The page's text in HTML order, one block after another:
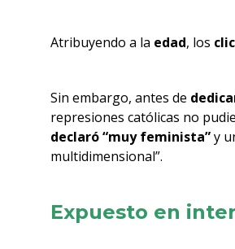
Atribuyendo a la edad, los
Sin embargo, antes de
represiones católicas no
declaró “muy feminista”y
multidimensional”.
Expuesto en